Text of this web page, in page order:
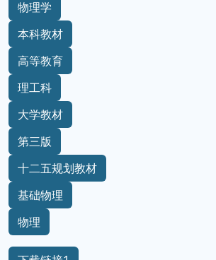
物理学
本科教材
高等教育
理工科
大学教材
第三版
十二五规划教材
基础物理
物理